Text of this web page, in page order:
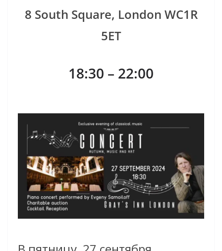
8 South Square, London WC1R
5ET
18:30 – 22:00